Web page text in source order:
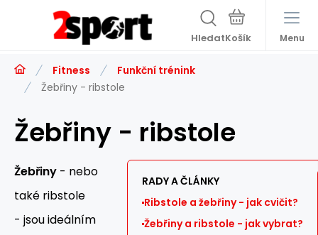
Hledat Menu
Fitness
Funkční trénink
Žebřiny - ribstole
Žebřiny - ribstole
RADY A ČLÁNKY
Ribstole a žebřiny - jak cvičit?
Žebřiny a ribstole - jak vybrat?
Žebřiny - nebo
také ribstole
- jsou ideálním